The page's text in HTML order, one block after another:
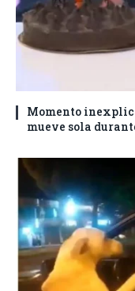
Momento
mueve sola